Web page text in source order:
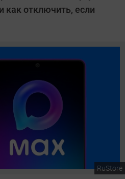
как отключить, если
RuStore